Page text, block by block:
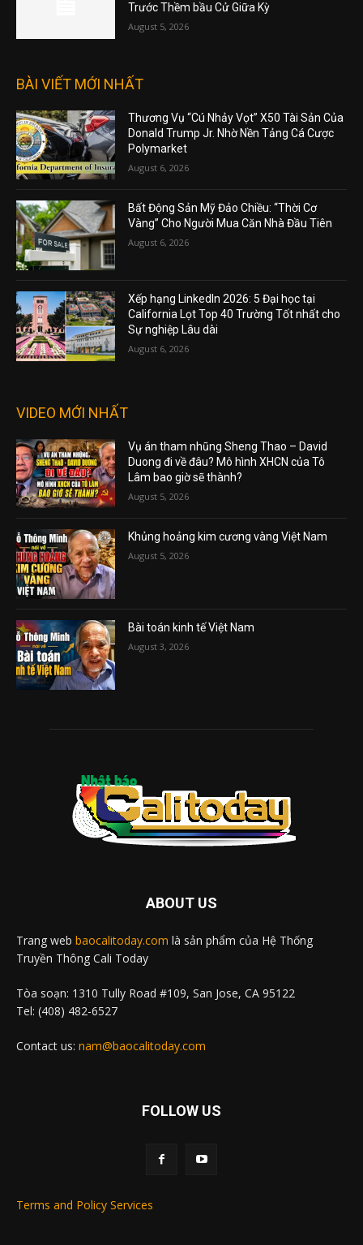
Trước Thềm bầu Cử Giữa Kỳ
August 5, 2026
BÀI VIẾT MỚI NHẤT
Thương Vụ “Cú Nhảy Vọt” X50 Tài Sản Của
Donald Trump Jr. Nhờ Nền Tảng Cá Cược
Polymarket
August 6, 2026
Bất Động Sản Mỹ Đảo Chiều: “Thời Cơ
Vàng” Cho Người Mua Căn Nhà Đầu Tiên
August 6, 2026
Xếp hạng LinkedIn 2026: 5 Đại học tại
California Lọt Top 40 Trường Tốt nhất cho
Sự nghiệp Lâu dài
August 6, 2026
VIDEO MỚI NHẤT
Vụ án tham nhũng Sheng Thao – David
Duong đi về đâu? Mô hình XHCN của Tô
Lâm bao giờ sẽ thành?
August 5, 2026
Khủng hoảng kim cương vàng Việt Nam
August 5, 2026
Bài toán kinh tế Việt Nam
August 3, 2026
ABOUT US
Trang web baocalitoday.com là sản phẩm của Hệ Thống
Truyền Thông Cali Today
Tòa soạn: 1310 Tully Road #109, San Jose, CA 95122
Tel: (408) 482-6527
Contact us: nam@baocalitoday.com
FOLLOW US
Terms and Policy Services